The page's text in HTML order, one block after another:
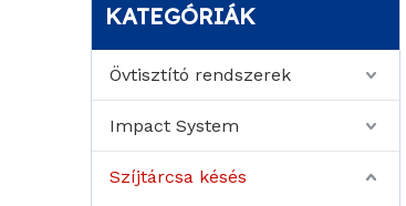
KATEGÓRIÁK
Övtisztító rendszerek
Impact System
Szíjtárcsa késés